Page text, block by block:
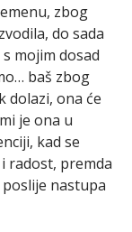
zbog
do sada
mojim dosad
baš zbog
dolazi, ona će
je ona u
kad se
radost, premda
nastupa